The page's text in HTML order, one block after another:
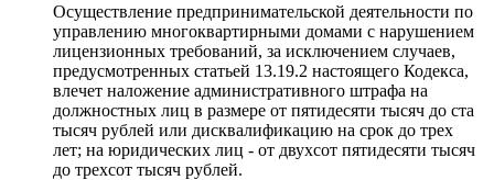
Осуществление предпринимательской деятельности по
управлению многоквартирными домами с нарушением
лицензионных требований, за исключением случаев,
предусмотренных статьей 13.19.2 настоящего Кодекса,
влечет наложение административного штрафа на
должностных лиц в размере от пятидесяти тысяч до ста
тысяч рублей или дисквалификацию на срок до трех
лет; на юридических лиц - от двухсот пятидесяти тысяч
до трехсот тысяч рублей.